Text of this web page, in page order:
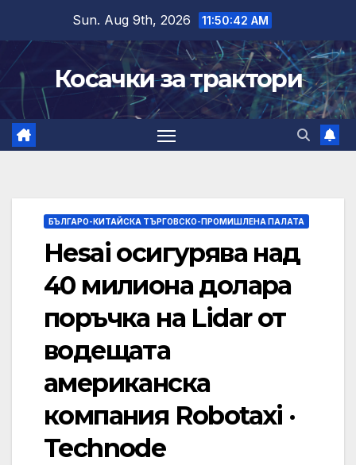
content
Sun. Aug 9th, 2026 11:50:43 AM
Косачки за трактори
БЪЛГАРО-КИТАЙСКА ТЪРГОВСКО-ПРОМИШЛЕНА ПАЛАТА
Hesai осигурява над
40 милиона долара
поръчка на Lidar от
водещата
американска
компания Robotaxi ·
Technode